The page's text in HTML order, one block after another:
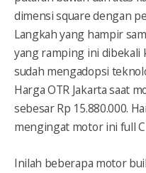
dimensi square dengan
Langkah yang hampir
yang ramping ini dibekali
sudah mengadopsi
Harga OTR Jakarta saat
sebesar Rp 15.880.000.
mengingat motor ini full
Inilah beberapa motor